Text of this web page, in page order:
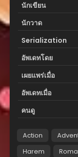
นักเขียน
นักวาด
Serialization
อัพเดทโดย
เผยแพร่เมื่อ
อัพเดทเมื่อ
คนดู
Action
Harem